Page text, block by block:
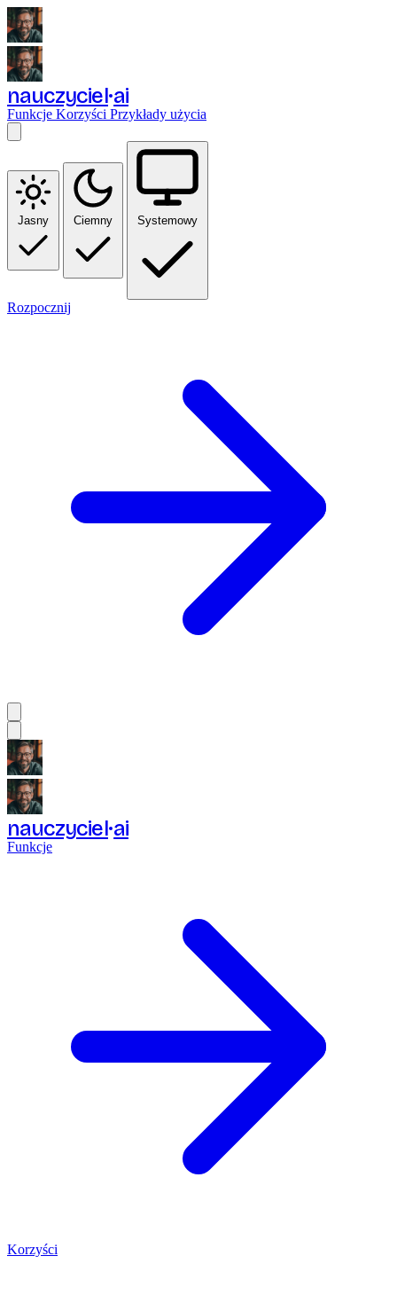
nauczyciel ai
Funkcje Korzyści Przykłady użycia
Jasny Ciemny Systemowy
Rozpocznij
nauczyciel ai
Funkcje
Korzyści